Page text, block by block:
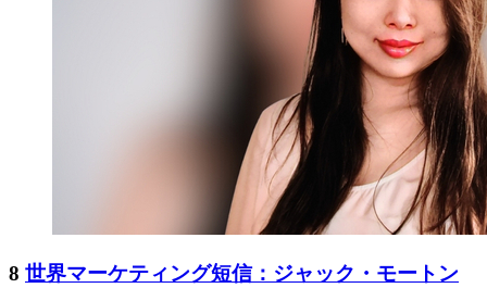
8 世界マーケティング短信：ジャック・モートン